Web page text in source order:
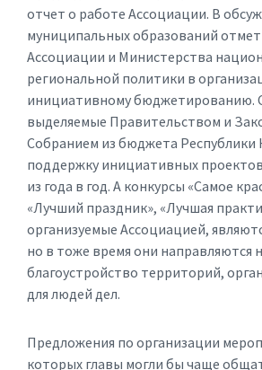
отчет о работе Ассоциации. В
муниципальных образований
Ассоциации и Министерства
региональной политики в
инициативному бюджетированию.
выделяемые Правительством и
Собранием из бюджета Республики
поддержку инициативных
из года в год. А конкурсы «Самое
«Лучший праздник», «Лучшая
организуемые Ассоциацией,
но в тоже время они направляются
благоустройство территорий,
для людей дел.
Предложения по организации
которых главы могли бы чаще